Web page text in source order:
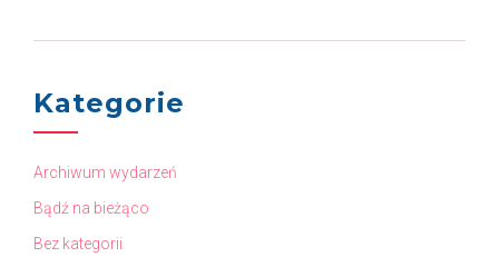
Kategorie
Archiwum wydarzeń
Bądź na bieżąco
Bez kategorii